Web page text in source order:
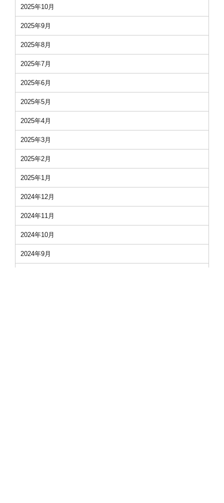
2025年10月
2025年9月
2025年8月
2025年7月
2025年6月
2025年5月
2025年4月
2025年3月
2025年2月
2025年1月
2024年12月
2024年11月
2024年10月
2024年9月